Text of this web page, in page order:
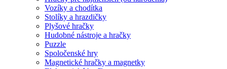
Vozíky a chodítka
Stolíky a hrazdičky
Plyšové hračky
Hudobné nástroje a hračky
Puzzle
Spoločenské hry
Magnetické hračky a magnetky